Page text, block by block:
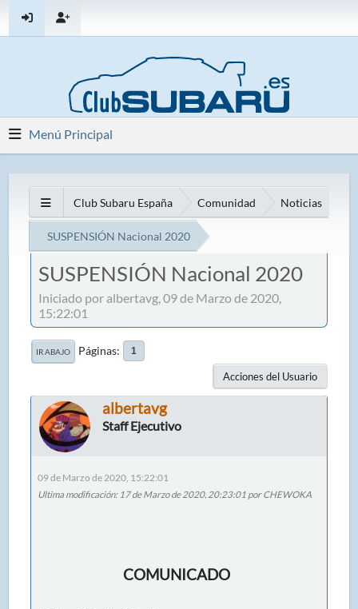
Menú Principal
Club Subaru España Comunidad Noticias
SUSPENSIÓN Nacional 2020
SUSPENSIÓN Nacional 2020
Iniciado por albertavg, 09 de Marzo de 2020,
15:22:01
IR ABAJO Páginas 1
Acciones del Usuario
albertavg
Staff Ejecutivo
09 de Marzo de 2020, 15:22:01
Ultima modificación: 17 de Marzo de 2020, 20:23:01 por CHEWOKA
COMUNICADO